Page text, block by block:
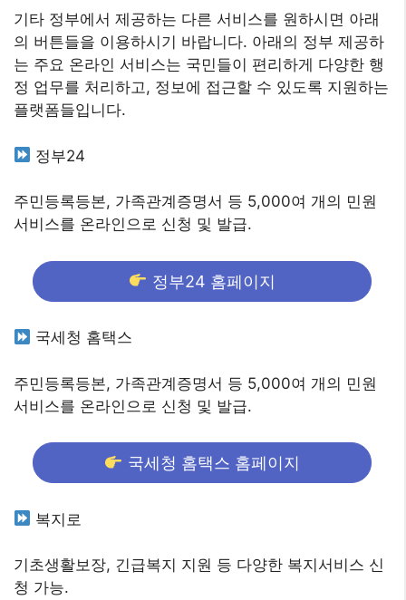
기타 정부에서 제공하는 다른 서비스를 원하시면 아래
의 버튼들을 이용하시기 바랍니다. 아래의 정부 제공하
는 주요 온라인 서비스는 국민들이 편리하게 다양한 행
정 업무를 처리하고, 정보에 접근할 수 있도록 지원하는
플랫폼들입니다.
정부24
주민등록등본, 가족관계증명서 등 5,000여 개의 민원
서비스를 온라인으로 신청 및 발급.
정부24 홈페이지
국세청 홈택스
주민등록등본, 가족관계증명서 등 5,000여 개의 민원
서비스를 온라인으로 신청 및 발급.
국세청 홈택스 홈페이지
복지로
기초생활보장, 긴급복지 지원 등 다양한 복지서비스 신
청 가능.